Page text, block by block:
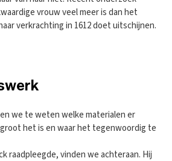
vrouw veel meer is dan het
verkrachting in 1612 doet uitschijnen.
we te weten welke materialen er
het is en waar het tegenwoordig te
raadpleegde, vinden we achteraan. Hij